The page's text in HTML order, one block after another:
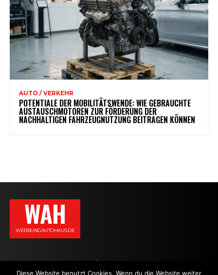
AUTO / VERKEHR
POTENTIALE DER MOBILITÄTSWENDE: WIE GEBRAUCHTE
AUSTAUSCHMOTOREN ZUR FÖRDERUNG DER
NACHHALTIGEN FAHRZEUGNUTZUNG BEITRAGEN KÖNNEN
WAH
WERBUNGAUTOHAUS.DE
AGB DATENSCHUTZERKLÄRUNG
Diese Website benutzt Cookies. Wenn du die Website weiter